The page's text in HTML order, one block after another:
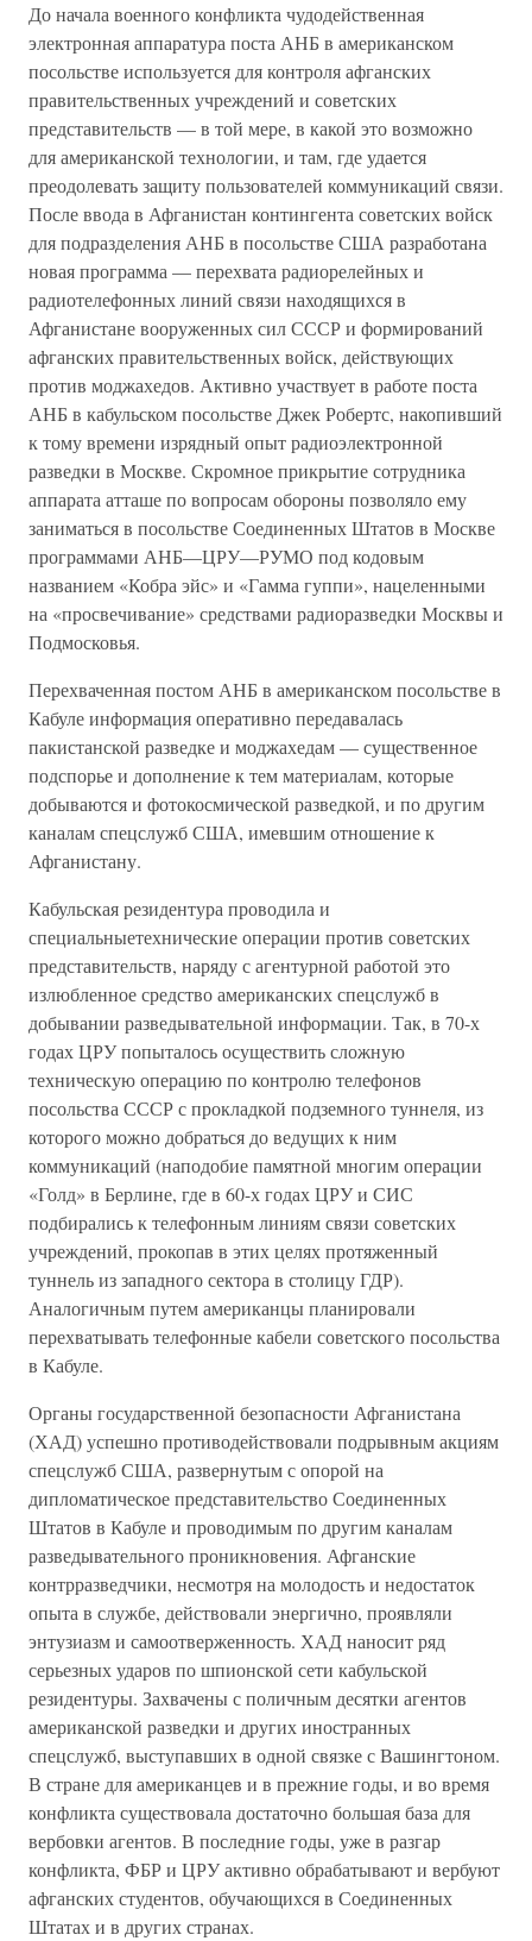
До начала военного конфликта чудодейственная
электронная аппаратура поста АНБ в американском
посольстве используется для контроля афганских
правительственных учреждений и советских
представительств — в той мере, в какой это возможно
для американской технологии, и там, где удается
преодолевать защиту пользователей коммуникаций связи.
После ввода в Афганистан контингента советских войск
для подразделения АНБ в посольстве США разработана
новая программа — перехвата радиорелейных и
радиотелефонных линий связи находящихся в
Афганистане вооруженных сил СССР и формирований
афганских правительственных войск, действующих
против моджахедов. Активно участвует в работе поста
АНБ в кабульском посольстве Джек Робертс, накопивший
к тому времени изрядный опыт радиоэлектронной
разведки в Москве. Скромное прикрытие сотрудника
аппарата атташе по вопросам обороны позволяло ему
заниматься в посольстве Соединенных Штатов в Москве
программами АНБ—ЦРУ—РУМО под кодовым
названием «Кобра эйс» и «Гамма гуппи», нацеленными
на «просвечивание» средствами радиоразведки Москвы и
Подмосковья.
Перехваченная постом АНБ в американском посольстве в
Кабуле информация оперативно передавалась
пакистанской разведке и моджахедам — существенное
подспорье и дополнение к тем материалам, которые
добываются и фотокосмической разведкой, и по другим
каналам спецслужб США, имевшим отношение к
Афганистану.
Кабульская резидентура проводила и
специальныетехнические операции против советских
представительств, наряду с агентурной работой это
излюбленное средство американских спецслужб в
добывании разведывательной информации. Так, в 70-х
годах ЦРУ попыталось осуществить сложную
техническую операцию по контролю телефонов
посольства СССР с прокладкой подземного туннеля, из
которого можно добраться до ведущих к ним
коммуникаций (наподобие памятной многим операции
«Голд» в Берлине, где в 60-х годах ЦРУ и СИС
подбирались к телефонным линиям связи советских
учреждений, прокопав в этих целях протяженный
туннель из западного сектора в столицу ГДР).
Аналогичным путем американцы планировали
перехватывать телефонные кабели советского посольства
в Кабуле.
Органы государственной безопасности Афганистана
(ХАД) успешно противодействовали подрывным акциям
спецслужб США, развернутым с опорой на
дипломатическое представительство Соединенных
Штатов в Кабуле и проводимым по другим каналам
разведывательного проникновения. Афганские
контрразведчики, несмотря на молодость и недостаток
опыта в службе, действовали энергично, проявляли
энтузиазм и самоотверженность. ХАД наносит ряд
серьезных ударов по шпионской сети кабульской
резидентуры. Захвачены с поличным десятки агентов
американской разведки и других иностранных
спецслужб, выступавших в одной связке с Вашингтоном.
В стране для американцев и в прежние годы, и во время
конфликта существовала достаточно большая база для
вербовки агентов. В последние годы, уже в разгар
конфликта, ФБР и ЦРУ активно обрабатывают и вербуют
афганских студентов, обучающихся в Соединенных
Штатах и в других странах.